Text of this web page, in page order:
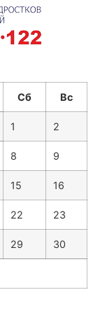
Сб Вс
1 2
8 9
15 16
22 23
29 30